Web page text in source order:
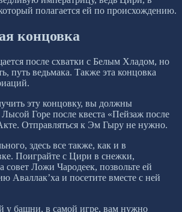
полагается ей по происхождению.
концовка
после схватки с Белым Хладом, но
путь ведьмака. Также эта концовка
эту концовку, вы должны
Лысой Горе после квеста «Пейзаж после
Отправляться к Эм Гыру не нужно.
здесь все также, как и в
Поиграйте с Цири в снежки,
совет Ложи Чародеек, позвольте ей
Аваллак’ха и посетите вместе с ней
у башни, в самой игре, вам нужно